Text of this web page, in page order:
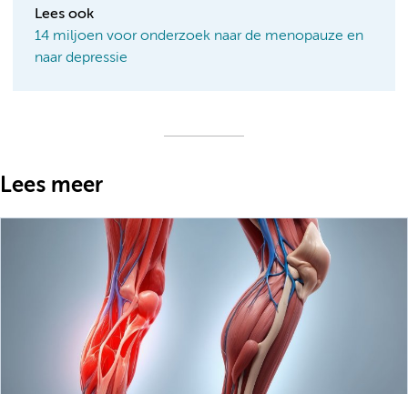
Lees ook
14 miljoen voor onderzoek naar de menopauze en
naar depressie
Lees meer